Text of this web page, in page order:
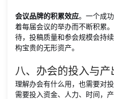
会议品牌的积累效应。一个成
着每届会议的举办而不断积累
待，投稿质量和参会规模会持
构宝贵的无形资产。
八、办会的投入与
理解办会有什么用，也需要对
需要投入资金、人力、时间，